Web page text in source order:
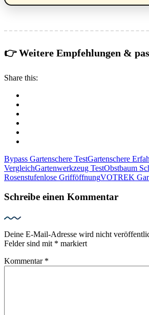
👉 Weitere Empfehlungen &
Share this:
Bypass Gartenschere TestGartenschere
VergleichGartenwerkzeug TestObstbaum
Rosenstufenlose GrifföffnungVOTREK
Schreibe einen Kommentar
Deine E-Mail-Adresse wird nicht
Felder sind mit * markiert
Kommentar *